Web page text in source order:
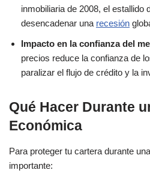
inmobiliaria de 2008, el estallido
desencadenar una recesión
Impacto en la confianza del
precios reduce la confianza de
paralizar el flujo de crédito y la
Qué Hacer Durante
Económica
Para proteger tu cartera durante
importante: